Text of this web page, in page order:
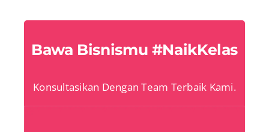
Bawa Bisnismu #NaikKelas
Konsultasikan Dengan Team Terbaik Kami.